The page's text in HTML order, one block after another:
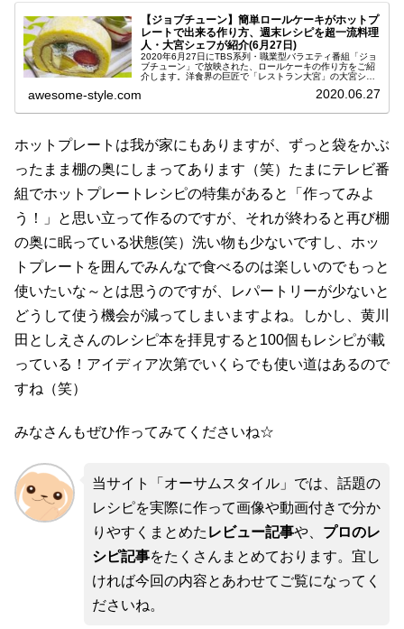
【ジョブチューン】簡単ロールケーキがホットプ
レートで出来る作り方、週末レシピを超一流料理
人・大宮シェフが紹介(6月27日)
2020年6月27日にTBS系列・職業型バラエティ番組「ジョ
ブチューン」で放映された、ロールケーキの作り方をご紹
介します。洋食界の巨匠で「レストラン大宮」の大宮シェ
awesome-style.com 2020.06.27
ホットプレートは我が家にもありますが、ずっと袋をかぶ
ったまま棚の奥にしまってあります（笑）たまにテレビ番
組でホットプレートレシピの特集があると「作ってみよ
う！」と思い立って作るのですが、それが終わると再び棚
の奥に眠っている状態(笑）洗い物も少ないですし、ホッ
トプレートを囲んでみんなで食べるのは楽しいのでもっと
使いたいな～とは思うのですが、レパートリーが少ないと
どうして使う機会が減ってしまいますよね。しかし、黄川
田としえさんのレシピ本を拝見すると100個もレシピが載
っている！アイディア次第でいくらでも使い道はあるので
すね（笑）
みなさんもぜひ作ってみてくださいね☆
当サイト「オーサムスタイル」では、話題の
レシピを実際に作って画像や動画付きで分か
りやすくまとめた レビュー記事や、 プロのレ
シピ記事をたくさんまとめております。宜し
ければ今回の内容とあわせてご覧になってく
ださいね。